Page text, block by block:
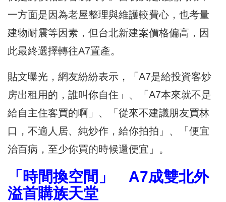
一方面是因為老屋整理與維護較費心，也考量
建物耐震等因素，但台北新建案價格偏高，因
此最終選擇轉往A7置產。
貼文曝光，網友紛紛表示，「A7是給投資客炒
房出租用的，誰叫你自住」、「A7本來就不是
給自主住客買的啊」、「從來不建議朋友買林
口，不適人居、純炒作，給你拍拍」、「便宜
治百病，至少你買的時候還便宜」。
「時間換空間」 A7成雙北外
溢首購族天堂